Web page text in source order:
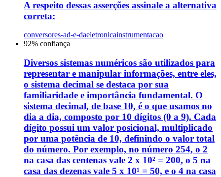
A respeito dessas asserções assinale a alternativa
correta:
conversores-ad-e-daeletronicainstrumentacao
92% confiança
Diversos sistemas numéricos são utilizados para
representar e manipular informações, entre eles,
o sistema decimal se destaca por sua
familiaridade e importância fundamental. O
sistema decimal, de base 10, é o que usamos no
dia a dia, composto por 10 dígitos (0 a 9). Cada
dígito possui um valor posicional, multiplicado
por uma potência de 10, definindo o valor total
do número. Por exemplo, no número 254, o 2
na casa das centenas vale 2 x 10² = 200, o 5 na
casa das dezenas vale 5 x 10¹ = 50, e o 4 na casa